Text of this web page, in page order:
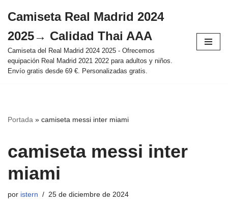
al
contenido
Camiseta Real Madrid 2024
2025→ Calidad Thai AAA
Camiseta del Real Madrid 2024 2025 - Ofrecemos
equipación Real Madrid 2021 2022 para adultos y niños.
Envío gratis desde 69 €. Personalizadas gratis.
Portada » camiseta messi inter miami
camiseta messi inter
miami
por istern 25 de diciembre de 2024